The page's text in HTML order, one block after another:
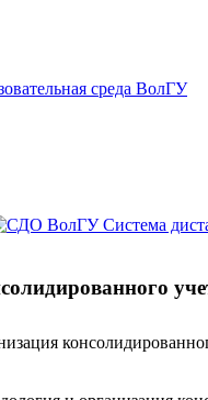
среда ВолГУ
Система